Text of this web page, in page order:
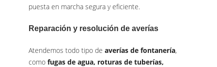
puesta en marcha segura y eficiente.
Reparación y resolución de averías
Atendemos todo tipo de averías de fontanería,
como fugas de agua, roturas de tuberías,